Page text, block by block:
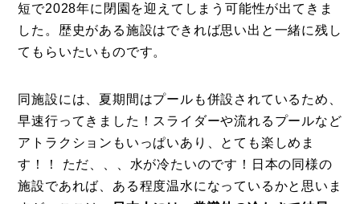
トピックス
Photos
登録
お問い合わせ
短で2028年に閉園を迎えてしまう可能性が出てきま
した。歴史がある施設はできれば思い出と一緒に残し
てもらいたいものです。
同施設には、夏期間はプールも併設されているため、
早速行ってきました！スライダーや流れるプールなど
アトラクションもいっぱいあり、とても楽しめま
す！！ ただ、、、水が冷たいのです！日本の同様の
施設であれば、ある程度温水になっているかと思いま